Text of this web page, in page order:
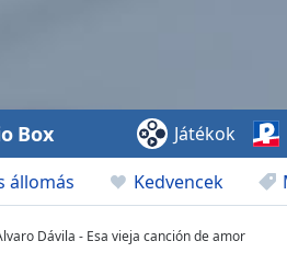
állomás Kedvencek
Box Játékok
Dávila - Esa vieja canción de amor